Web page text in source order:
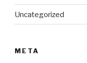
Uncategorized
META